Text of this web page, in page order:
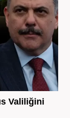
Valiliğini